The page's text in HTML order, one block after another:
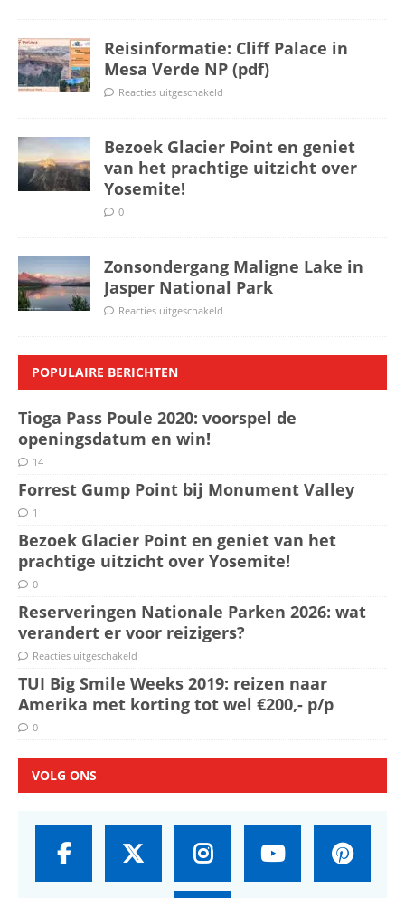
Reisinformatie: Cliff Palace in
Mesa Verde NP (pdf)
Reacties uitgeschakeld
Bezoek Glacier Point en geniet
van het prachtige uitzicht over
Yosemite!
0
Zonsondergang Maligne Lake in
Jasper National Park
Reacties uitgeschakeld
POPULAIRE BERICHTEN
Tioga Pass Poule 2020: voorspel de
openingsdatum en win!
14
Forrest Gump Point bij Monument Valley
1
Bezoek Glacier Point en geniet van het
prachtige uitzicht over Yosemite!
0
Reserveringen Nationale Parken 2026: wat
verandert er voor reizigers?
Reacties uitgeschakeld
TUI Big Smile Weeks 2019: reizen naar
Amerika met korting tot wel €200,- p/p
0
VOLG ONS